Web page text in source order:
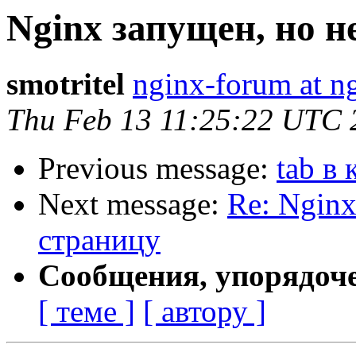
Nginx запущен, но
smotritel nginx-forum at
Thu Feb 13 11:25:22 UTC
Previous message: tab в
Next message: Re:
страницу
Сообщения,
[ теме ] [ автору ]